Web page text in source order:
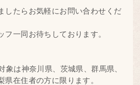
したらお気軽にお問い合わせくだ
フ一同お待ちしております。
は神奈川県、茨城県、群馬県、
県在住者の方に限ります。